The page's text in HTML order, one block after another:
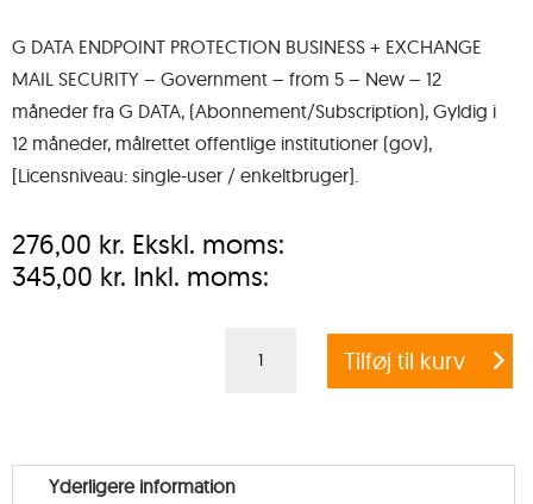
G DATA ENDPOINT PROTECTION BUSINESS + EXCHANGE
MAIL SECURITY – Government – from 5 – New – 12
måneder fra G DATA, (Abonnement/Subscription), Gyldig i
12 måneder, målrettet offentlige institutioner (gov),
[Licensniveau: single-user / enkeltbruger].
276,00 kr. Ekskl. moms:
345,00 kr. Inkl. moms:
BUSINESS
Tilføj til kurv
Yderligere information